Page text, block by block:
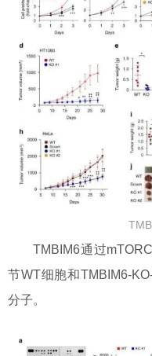
TMBIM6通过
节WT细胞和TMBIM6-
分子。